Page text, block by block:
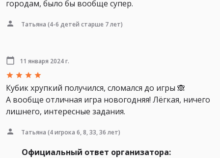
городам, было бы вообще супер.
Татьяна (4-6 детей старше 7 лет)
11 января 2024 г.
Кубик хрупкий получился, сломался до игры 🙈
А вообще отличная игра новогодняя! Лёгкая, ничего
лишнего, интересные задания.
Татьяна (4 игрока 6, 8, 33, 36 лет)
Официальный ответ организатора: